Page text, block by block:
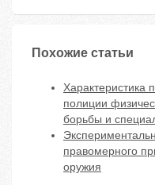
Похожие статьи
Характеристика
полиции
борьбы и
правомерного
оружия